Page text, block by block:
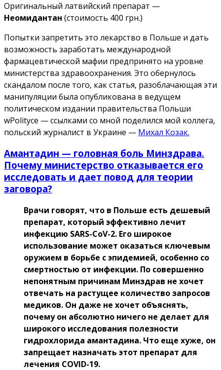
Оригинальный латвийский препарат —
Неомидантан (стоимость 400 грн.)
Попытки запретить это лекарство в Польше и дать
возможность заработать международной
фармацевтической мафии предпринято на уровне
министерства здравоохранения. Это обернулось
скандалом после того, как статья, разоблачающая эти
манипуляции была опубликована в ведущем
политическом издании правительства Польши
wPolityce — ссылками со мной поделился мой коллега,
польский журналист в Украине — Михал Козак.
Амантадин — головная боль Минздрава.
Почему министерство отказывается его
исследовать и дает повод для теории
заговора?
Врачи говорят, что в Польше есть дешевый
препарат, который эффективно лечит
инфекцию SARS-CoV-2. Его широкое
использование может оказаться ключевым
оружием в борьбе с эпидемией, особенно со
смертностью от инфекции. По совершенно
непонятным причинам Минздрав не хочет
отвечать на растущее количествозапросов
медиков. Он даже не хочет объяснять,
почему он абсолютно ничего не делает для
широкого исследования полезности
гидрохлорида амантадина. Что еще хуже, он
запрещает назначать этот препарат для
лечения COVID-19.